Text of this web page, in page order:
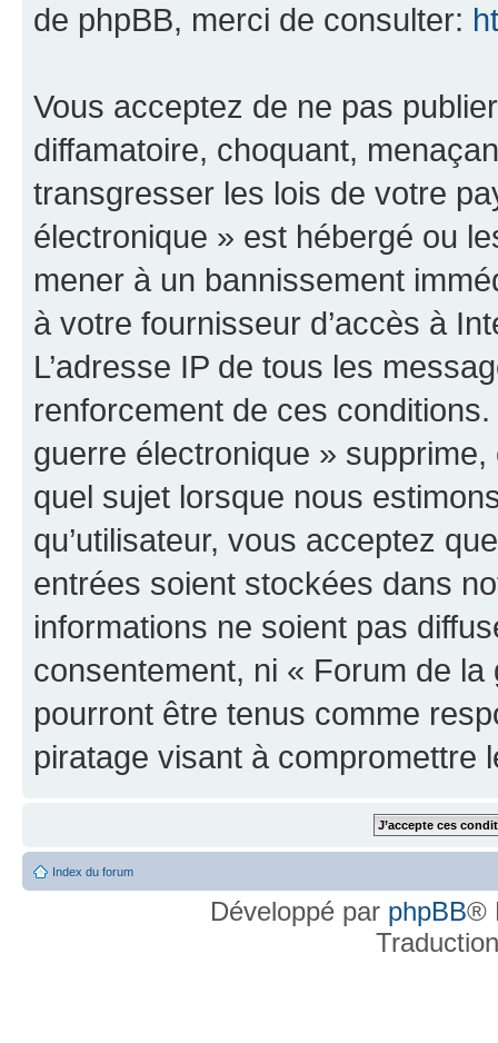
de phpBB, merci de consulter:
Vous acceptez de ne pas
diffamatoire, choquant,
transgresser les lois de votre
électronique » est hébergé ou
mener à un bannissement
à votre fournisseur d’accès à
L’adresse IP de tous les
renforcement de ces
guerre électronique »
quel sujet lorsque nous
qu’utilisateur, vous acceptez
entrées soient stockées dans
informations ne soient pas
consentement, ni « Forum de
pourront être tenus comme
piratage visant à compromettre
Index du forum
Développé par phpBB®